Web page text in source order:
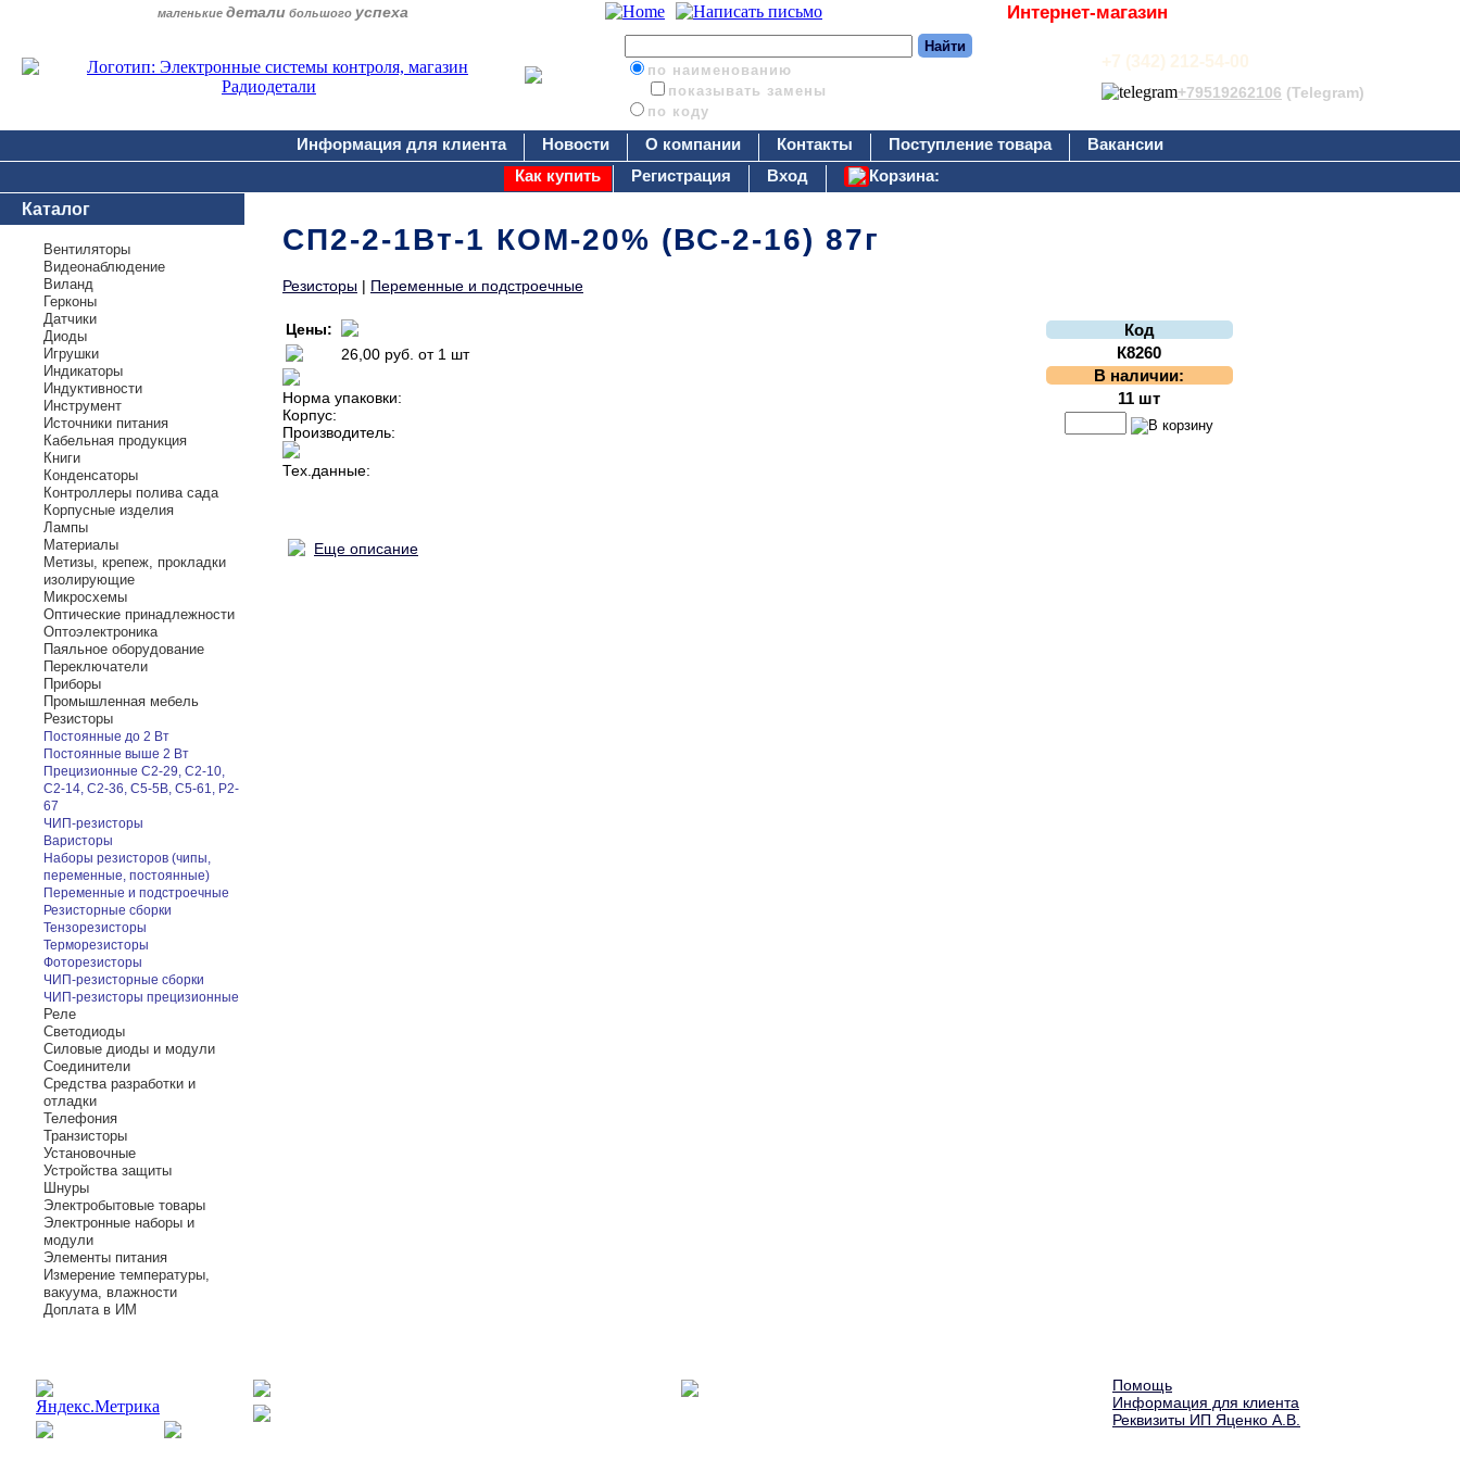
маленькие детали большого успеха Интернет-магазин
по наименованию
показывать замены
по коду
+7 (342) 212-54-00
+79519262106 (Telegram)
Информация для клиента Новости О компании Контакты Поступление товара
Вакансии
Как купить
Регистрация Вход
Корзина:
Каталог
Вентиляторы
Видеонаблюдение
Виланд
Герконы
Датчики
Диоды
Игрушки
Индикаторы
Индуктивности
Инструмент
Источники питания
Кабельная продукция
Книги
Конденсаторы
Контроллеры полива сада
Корпусные изделия
Лампы
Материалы
Метизы, крепеж, прокладки
изолирующие
Микросхемы
Оптические принадлежности
Оптоэлектроника
Паяльное оборудование
Переключатели
Приборы
Промышленная мебель
Резисторы
Постоянные до 2 Вт
Постоянные выше 2 Вт
Прецизионные С2-29, С2-10,
С2-14, С2-36, С5-5В, С5-61, Р2-
67
ЧИП-резисторы
Варисторы
Наборы резисторов (чипы,
переменные, постоянные)
Переменные и подстроечные
Резисторные сборки
Тензорезисторы
Терморезисторы
Фоторезисторы
ЧИП-резисторные сборки
ЧИП-резисторы прецизионные
Реле
Светодиоды
Силовые диоды и модули
Соединители
Средства разработки и
отладки
Телефония
Транзисторы
Установочные
Устройства защиты
Шнуры
Электробытовые товары
Электронные наборы и
модули
Элементы питания
Измерение температуры,
вакуума, влажности
Доплата в ИМ
СП2-2-1Вт-1 КОМ-20% (ВС-2-16) 87г
Резисторы | Переменные и подстроечные
Цены:
26,00 руб. от 1 шт
Норма упаковки:
Корпус:
Производитель:
Тех.данные:
Код
К8260
В наличии:
11 шт
Еще описание
Помощь
Информация для клиента
Реквизиты ИП Яценко А.В.